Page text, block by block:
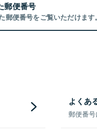
郵便番号
郵便番号をご覧いただけます。
よくあ
郵便番号